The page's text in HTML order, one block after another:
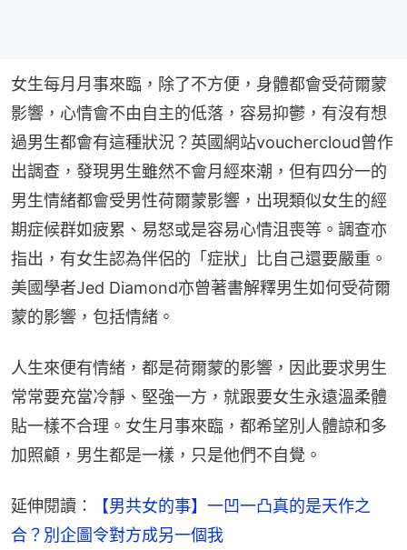
女生每月月事來臨，除了不方便，身體都會受荷爾蒙
影響，心情會不由自主的低落，容易抑鬱，有沒有想
過男生都會有這種狀況？英國網站vouchercloud曾作
出調查，發現男生雖然不會月經來潮，但有四分一的
男生情緒都會受男性荷爾蒙影響，出現類似女生的經
期症候群如疲累、易怒或是容易心情沮喪等。調查亦
指出，有女生認為伴侶的「症狀」比自己還要嚴重。
美國學者Jed Diamond亦曾著書解釋男生如何受荷爾
蒙的影響，包括情緒。
人生來便有情緒，都是荷爾蒙的影響，因此要求男生
常常要充當冷靜、堅強一方，就跟要女生永遠溫柔體
貼一樣不合理。女生月事來臨，都希望別人體諒和多
加照顧，男生都是一樣，只是他們不自覺。
延伸閱讀：
【男共女的事】一凹一凸真的是天作之
合？別企圖令對方成另一個我​